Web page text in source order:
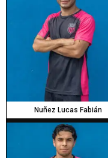
Nuñez Lucas Fabián